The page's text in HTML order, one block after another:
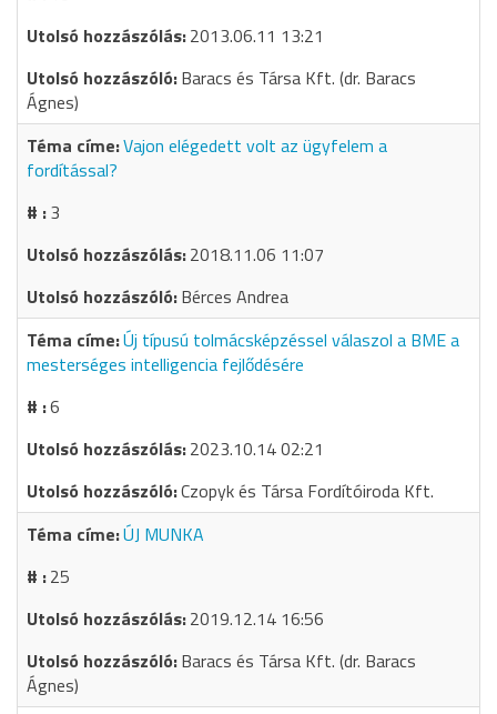
2013.06.11 13:21
Baracs és Társa Kft. (dr. Baracs
Ágnes)
Vajon elégedett volt az ügyfelem a
fordítással?
3
2018.11.06 11:07
Bérces Andrea
Új típusú tolmácsképzéssel válaszol a BME a
mesterséges intelligencia fejlődésére
6
2023.10.14 02:21
Czopyk és Társa Fordítóiroda Kft.
ÚJ MUNKA
25
2019.12.14 16:56
Baracs és Társa Kft. (dr. Baracs
Ágnes)